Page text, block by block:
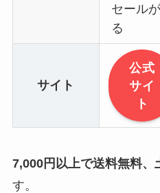
セール
サイト
公式
サイ
ト
7,000円以上で送料無料、
す。